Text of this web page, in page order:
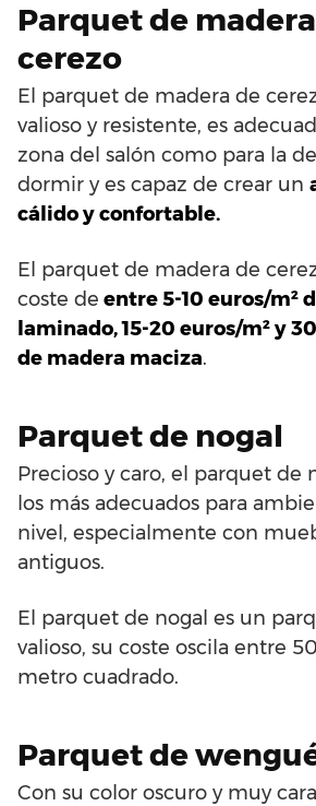
Parquet de
cerezo
El parquet de madera de
valioso y resistente, es
zona del salón como para la
dormir y es capaz de crear un
cálido y confortable.
El parquet de madera de
coste de entre 5-10 euros/m²
laminado, 15-20 euros/m² y
de madera maciza.
Parquet de nogal
Precioso y caro, el parquet de
los más adecuados para
nivel, especialmente con
antiguos.
El parquet de nogal es un
valioso, su coste oscila entre
metro cuadrado.
Parquet de
Con su color oscuro y muy